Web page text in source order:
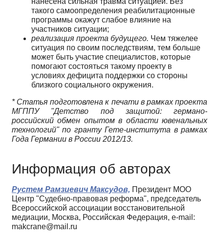
такого самоопределения реабилитационные
программы окажут слабое влияние на
участников ситуации;
реализация проекта будущего. Чем тяжелее
ситуация по своим последствиям, тем больше
может быть участие специалистов, которые
помогают состояться такому проекту в
условиях дефицита поддержки со стороны
близкого социального окружения.
* Статья подготовлена к печати в рамках проекта
МГППУ "Детство под защитой: германо-
российский обмен опытом в области ювенальных
технологий" по гранту Гете-института в рамках
Года Германии в России 2012/13.
Информация об авторах
Рустем Рамзиевич Максудов, Президент МОО
Центр "Судебно-правовая реформа", председатель
Всероссийской ассоциации восстановительной
медиации, Москва, Российская Федерация, e-mail:
makcrane@mail.ru